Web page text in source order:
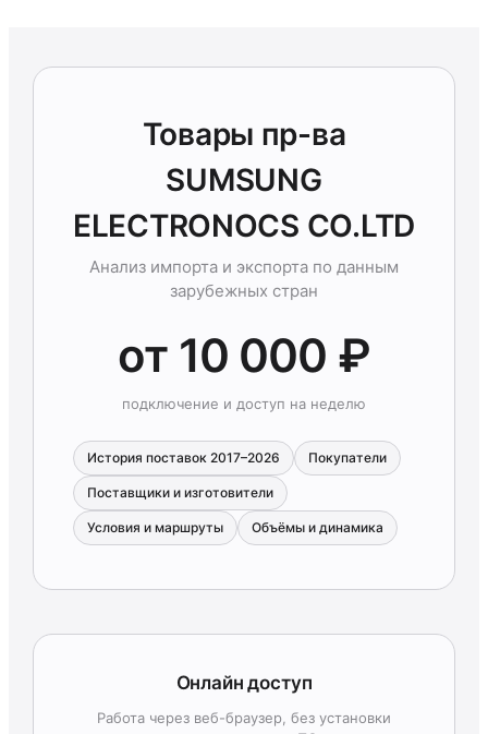
Товары пр-ва
SUMSUNG
ELECTRONOCS CO.LTD
Анализ импорта и экспорта по данным
зарубежных стран
от 10 000 ₽
подключение и доступ на неделю
История поставок 2017–2026 Покупатели
Поставщики и изготовители
Условия и маршруты Объёмы и динамика
Онлайн доступ
Работа через веб-браузер, без установки